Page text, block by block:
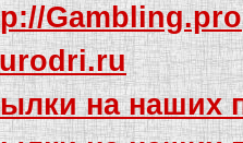
Gambling.pro
на наших